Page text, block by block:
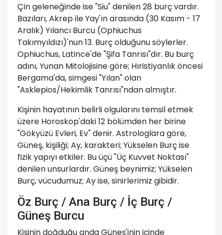
Çin geleneğinde ise "Siu" denilen 28 burç vardır.
Bazıları, Akrep ile Yay'ın arasında (30 Kasım - 17
Aralık) Yılancı Burcu (Ophiuchus
Takımyıldızı)'nun 13. Burç olduğunu söylerler.
Ophiuchus, Latince'de "Şifa Tanrısı"dır. Bu burç
adını, Yunan Mitolojisine göre; Hıristiyanlık öncesi
Bergama'da, simgesi "Yılan" olan
"Asklepios/Hekimlik Tanrısı"ndan almıştır.
Kişinin hayatının belirli olgularını temsil etmek
üzere Horoskop'daki 12 bölümden her birine
"Gökyüzü Evleri, Ev" denir. Astrologlara göre,
Güneş, kişiliği; Ay, karakteri; Yükselen Burç ise
fizik yapıyı etkiler. Bu üçü "Üç Kuvvet Noktası"
denilen unsurlardır. Güneş beynimiz; Yükselen
Burç, vücudumuz; Ay ise, sinirlerimiz gibidir.
Öz Burç / Ana Burç / İç Burç /
Güneş Burcu
Kişinin doğduğu anda Güneş'inin içinde